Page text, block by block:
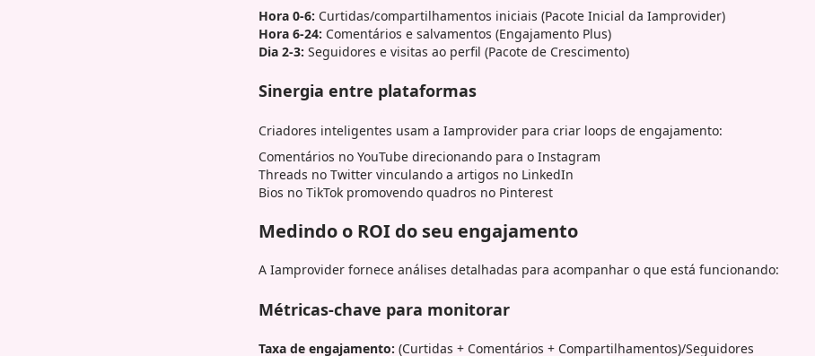
Hora 0-6: Curtidas/compartilhamentos iniciais (Pacote Inicial da Iamprovider)
Hora 6-24: Comentários e salvamentos (Engajamento Plus)
Dia 2-3: Seguidores e visitas ao perfil (Pacote de Crescimento)
Sinergia entre plataformas
Criadores inteligentes usam a Iamprovider para criar loops de engajamento:
Comentários no YouTube direcionando para o Instagram
Threads no Twitter vinculando a artigos no LinkedIn
Bios no TikTok promovendo quadros no Pinterest
Medindo o ROI do seu engajamento
A Iamprovider fornece análises detalhadas para acompanhar o que está funcionando:
Métricas-chave para monitorar
Taxa de engajamento: (Curtidas + Comentários + Compartilhamentos)/Seguidores